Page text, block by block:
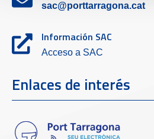
sac@porttarragona.cat
Información SAC
Acceso a SAC
Enlaces de interés